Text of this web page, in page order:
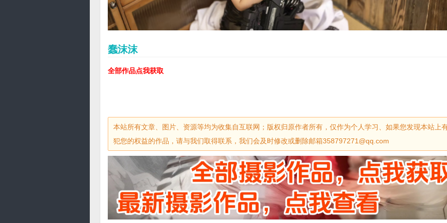
蠢沫沫
全部作品点我获取
本站所有文章、图片、资源等均为收集自互联网；版权归原作者所有，仅作为个人学习、如果您发现本站上
犯您的权益的作品，请与我们取得联系，我们会及时修改或删除邮箱358797271@qq.com